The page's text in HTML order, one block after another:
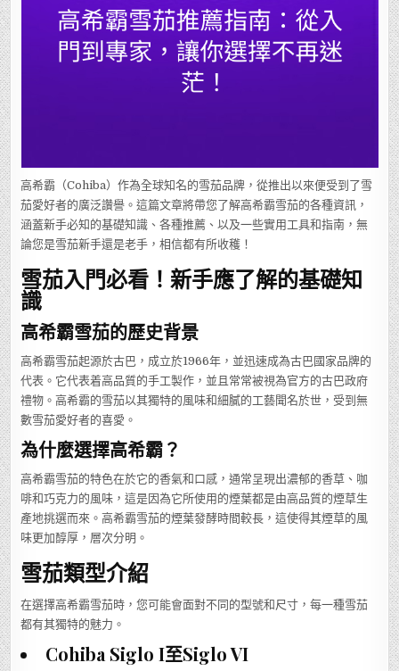
從
入
門
到
專
家，
高希霸（Cohiba）作為全球知名的雪茄品牌，從推出以來便受到了雪
茄愛好者的廣泛讚譽。這篇文章將帶您了解高希霸雪茄的各種資訊，
涵蓋新手必知的基礎知識、各種推薦、以及一些實用工具和指南，無
論您是雪茄新手還是老手，相信都有所收穫！
雪茄入門必看！新手應了解的基礎知
識
高希霸雪茄的歷史背景
高希霸雪茄起源於古巴，成立於1966年，並迅速成為古巴國家品牌的
代表。它代表着高品質的手工製作，並且常常被視為官方的古巴政府
禮物。高希霸的雪茄以其獨特的風味和細膩的工藝聞名於世，受到無
數雪茄愛好者的喜愛。
為什麼選擇高希霸？
高希霸雪茄的特色在於它的香氣和口感，通常呈現出濃郁的香草、咖
啡和巧克力的風味，這是因為它所使用的煙葉都是由高品質的煙草生
產地挑選而來。高希霸雪茄的煙葉發酵時間較長，這使得其煙草的風
味更加醇厚，層次分明。
雪茄類型介紹
在選擇高希霸雪茄時，您可能會面對不同的型號和尺寸，每一種雪茄
都有其獨特的魅力。
Cohiba Siglo I至Siglo VI